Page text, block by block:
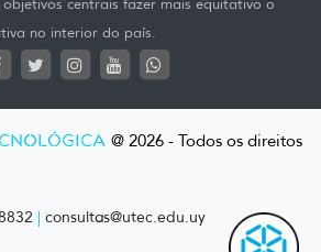
centrais fazer mais equitativo o
no interior do país.
@ 2026 - Todos os direitos
| consultas@utec.edu.uy